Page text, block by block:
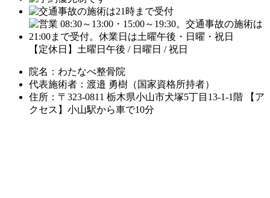
【定休日】土曜日午後 / 日曜日 / 祝日
院名：わたなべ整骨院
代表施術者：渡邉 勇樹（国家資格所持者）
住所：〒323-0811 栃木県小山市犬塚5丁目13-1-1階 【ア
クセス】小山駅から車で10分